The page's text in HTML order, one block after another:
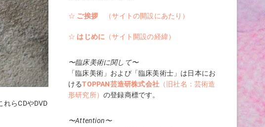
らCDやDVD
☆ ご挨拶 （サイトの開設にあたり）
☆ はじめに （サイト開設の経緯）
〜臨床美術に関して〜
「臨床美術」および「臨床美術士」は日本にお
けるTOPPAN芸造研株式会社 （旧社名：芸術造
形研究所） の登録商標です。
〜Attention〜